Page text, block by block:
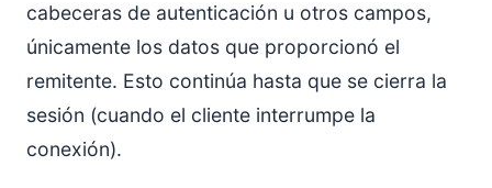
cabeceras de autenticación u otros campos,
únicamente los datos que proporcionó el
remitente. Esto continúa hasta que se cierra la
sesión (cuando el cliente interrumpe la
conexión).